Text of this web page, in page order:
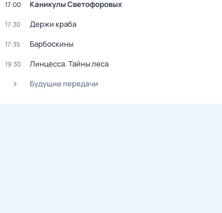
17:00 Каникулы Светофоровых
17:30 Держи краба
17:35 Барбоскины
19:30
Линцесса. Тайны леса
Будущие передачи